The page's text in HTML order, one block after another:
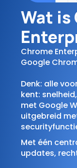
Wat is
Chrome
Google
Denk: alle
kent:
met Google
uitgebreid
Met één
updates,